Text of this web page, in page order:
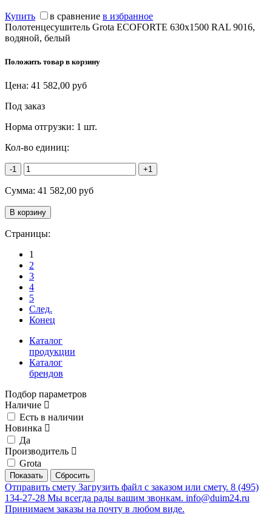
Купить в сравнение в избранное
Полотенцесушитель Grota ECOFORTE 630x1500 RAL 9016,
водяной, белый
Положить товар в корзину
Цена: 41 582,00 руб
Под заказ
Норма отгрузки: 1 шт.
Кол-во единиц:
-1 +1
Сумма: 41 582,00 руб
Страницы:
1
2
3
4
5
След.
Конец
Каталог
продукции
Каталог
брендов
Подбор параметров
Наличие
Есть в наличии
Новинка
Да
Производитель
Grota
Отправить смету Загрузить файл с заказом или смету. 8 (495)
134-27-28 Мы всегда рады вашим звонкам. info@duim24.ru
Принимаем заказы на почту в любом виде.